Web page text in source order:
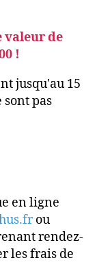
valeur de
!
jusqu'au 15
pas
en ligne
ou
rendez-
les frais de